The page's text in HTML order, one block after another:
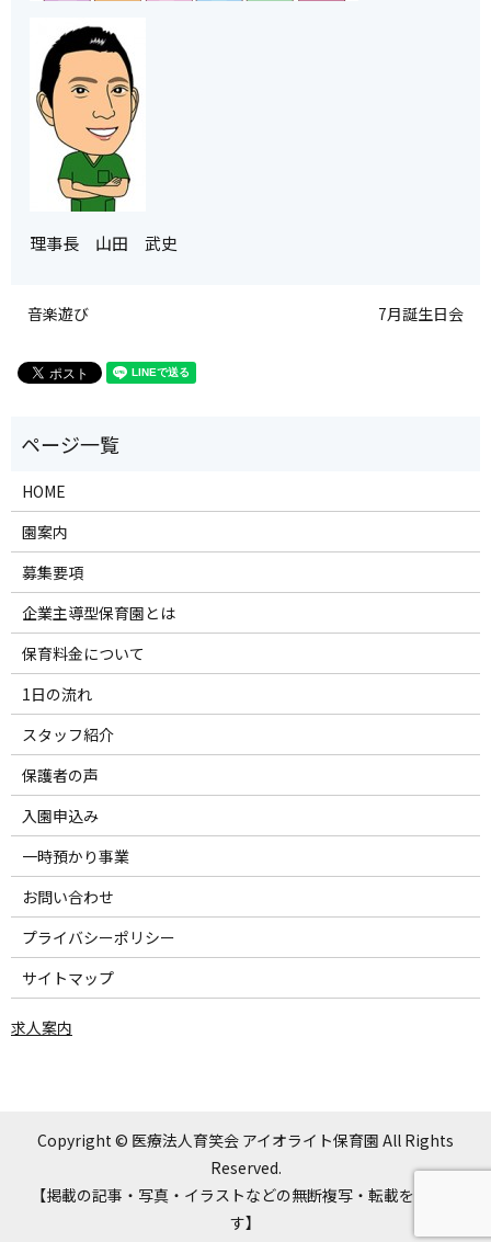
理事長 山田 武史
音楽遊び 7月誕生日会
HOME
園案内
募集要項
企業主導型保育園とは
保育料金について
1日の流れ
スタッフ紹介
保護者の声
入園申込み
一時預かり事業
お問い合わせ
プライバシーポリシー
サイトマップ
求人案内
Copyright © 医療法人育笑会 アイオライト保育園 All Rights
Reserved.
【掲載の記事・写真・イラストなどの無断複写・転載を禁じま
す】